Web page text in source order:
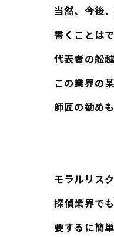
当然、今後
書くことは
代表者の舩
この業界の
師匠の勧め
モラルリス
探偵業界で
要するに簡